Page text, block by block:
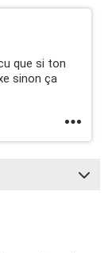
que si ton
sinon ça